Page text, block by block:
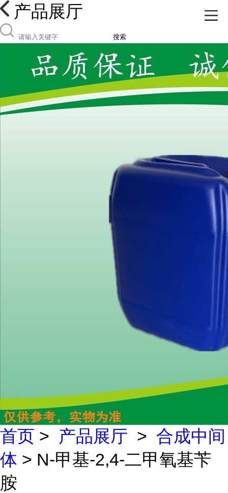
产品展厅
搜索
首页 > 产品展厅 > 合成中间
体 > N-甲基-2,4-二甲氧基苄
胺